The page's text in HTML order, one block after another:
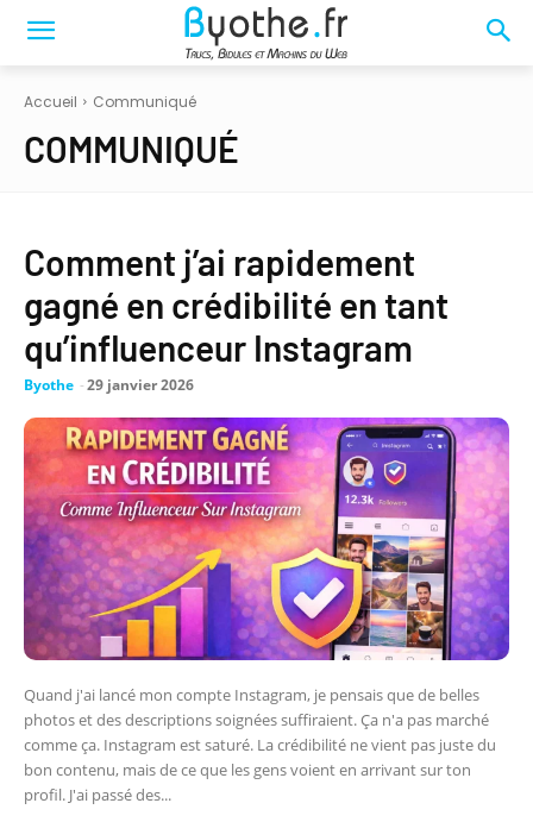
Accueil Communiqué
COMMUNIQUÉ
Comment j’ai rapidement
gagné en crédibilité en tant
qu’influenceur Instagram
Byothe -29 janvier 2026
Quand j'ai lancé mon compte Instagram, je pensais que de belles
photos et des descriptions soignées suffiraient. Ça n'a pas marché
comme ça. Instagram est saturé. La crédibilité ne vient pas juste du
bon contenu, mais de ce que les gens voient en arrivant sur ton
profil. J'ai passé des...